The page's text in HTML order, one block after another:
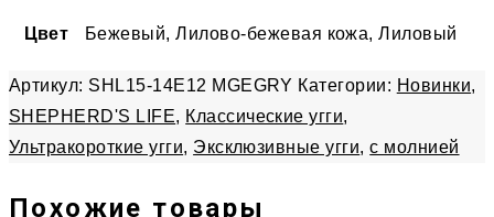
Цвет Бежевый, Лилово-бежевая кожа, Лиловый
Артикул: SHL15-14E12 MGEGRY Категории: Новинки,
SHEPHERD'S LIFE, Классические угги,
Ультракороткие угги, Эксклюзивные угги,с молнией
Похожие товары